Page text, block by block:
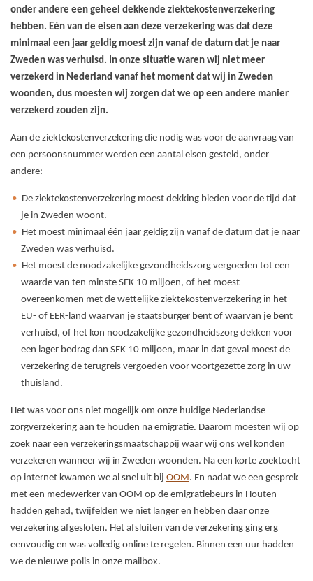
onder andere een geheel dekkende ziektekostenverzekering
hebben. Eén van de eisen aan deze verzekering was dat deze
minimaal een jaar geldig moest zijn vanaf de datum dat je naar
Zweden was verhuisd. In onze situatie waren wij niet meer
verzekerd in Nederland vanaf het moment dat wij in Zweden
woonden, dus moesten wij zorgen dat we op een andere manier
verzekerd zouden zijn.
Aan de ziektekostenverzekering die nodig was voor de aanvraag van
een persoonsnummer werden een aantal eisen gesteld, onder
andere:
De ziektekostenverzekering moest dekking bieden voor de tijd dat
je in Zweden woont.
Het moest minimaal één jaar geldig zijn vanaf de datum dat je naar
Zweden was verhuisd.
Het moest de noodzakelijke gezondheidszorg vergoeden tot een
waarde van ten minste SEK 10 miljoen, of het moest
overeenkomen met de wettelijke ziektekostenverzekering in het
EU- of EER-land waarvan je staatsburger bent of waarvan je bent
verhuisd, of het kon noodzakelijke gezondheidszorg dekken voor
een lager bedrag dan SEK 10 miljoen, maar in dat geval moest de
verzekering de terugreis vergoeden voor voortgezette zorg in uw
thuisland.
Het was voor ons niet mogelijk om onze huidige Nederlandse
zorgverzekering aan te houden na emigratie. Daarom moesten wij op
zoek naar een verzekeringsmaatschappij waar wij ons wel konden
verzekeren wanneer wij in Zweden woonden. Na een korte zoektocht
op internet kwamen we al snel uit bij OOM. En nadat we een gesprek
met een medewerker van OOM op de emigratiebeurs in Houten
hadden gehad, twijfelden we niet langer en hebben daar onze
verzekering afgesloten. Het afsluiten van de verzekering ging erg
eenvoudig en was volledig online te regelen. Binnen een uur hadden
we de nieuwe polis in onze mailbox.